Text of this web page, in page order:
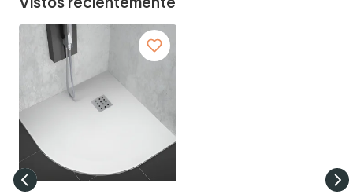
Vistos recientemente